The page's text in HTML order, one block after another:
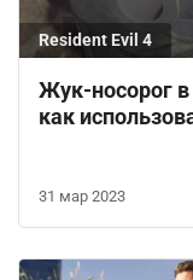
Resident Evil 4
Жук-носорог в
как
31 мар 2023